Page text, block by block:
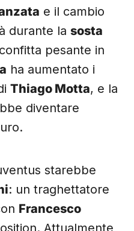
e il cambio
durante la sosta
pesante in
ha aumentato i
Thiago Motta, e la
diventare
starebbe
: un traghettatore
Francesco
Attualmente